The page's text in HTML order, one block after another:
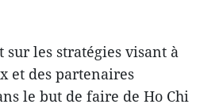
les stratégies visant à
et des partenaires
le but de faire de Ho Chi